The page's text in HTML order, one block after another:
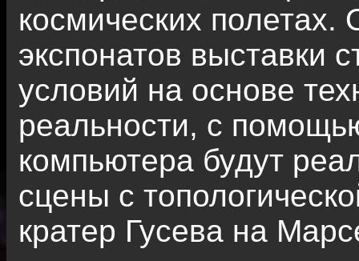
космических
экспонатов выставки
условий на основе
реальности, с
компьютера будут
сцены с
кратер Гусева на